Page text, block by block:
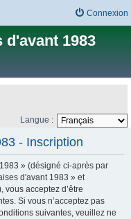
Connexion
d'avant 1983
Langue :
- Inscription
» (désigné ci-après par
d'avant 1983 » et
vous acceptez d’être
Si vous n’acceptez pas
suivantes, veuillez ne